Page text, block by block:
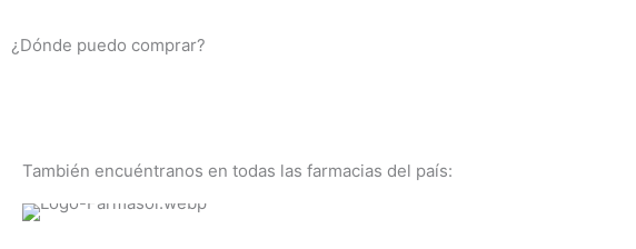
¿Dónde puedo comprar?
También encuéntranos en todas las farmacias del país: